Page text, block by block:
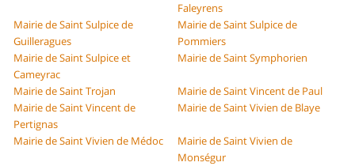
Faleyrens
Mairie de Saint Sulpice de
Guilleragues
Mairie de Saint Sulpice de
Pommiers
Mairie de Saint Sulpice et
Cameyrac
Mairie de Saint Symphorien
Mairie de Saint Trojan
Mairie de Saint Vincent de Paul
Mairie de Saint Vincent de
Pertignas
Mairie de Saint Vivien de Blaye
Mairie de Saint Vivien de Médoc
Mairie de Saint Vivien de
Monségur